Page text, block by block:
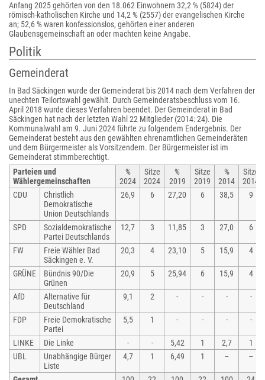
Anfang 2025 gehörten von den 18.062 Einwohnern 32,2 % (5824) der
römisch-katholischen Kirche und 14,2 % (2557) der evangelischen Kirche
an; 52,6 % waren konfessionslos, gehörten einer anderen
Glaubensgemeinschaft an oder machten keine Angabe.
Politik
Gemeinderat
In Bad Säckingen wurde der Gemeinderat bis 2014 nach dem Verfahren der
unechten Teilortswahl gewählt. Durch Gemeinderatsbeschluss vom 16.
April 2018 wurde dieses Verfahren beendet. Der Gemeinderat in Bad
Säckingen hat nach der letzten Wahl 22 Mitglieder (2014: 24). Die
Kommunalwahl am 9. Juni 2024 führte zu folgendem Endergebnis. Der
Gemeinderat besteht aus den gewählten ehrenamtlichen Gemeinderäten
und dem Bürgermeister als Vorsitzendem. Der Bürgermeister ist im
Gemeinderat stimmberechtigt.
Parteien und
Wählergemeinschaften
%
2024
Sitze
2024
%
2019
Sitze
2019
%
2014
Sitze
2014
CDU
Christlich
Demokratische
Union Deutschlands
26,9 6 27,20 6 38,5 9
SPD
Sozialdemokratische
Partei Deutschlands
12,7 3 11,85 3 27,0 6
FW
Freie Wähler Bad
Säckingen e. V.
20,3 4 23,10 5 15,9 4
GRÜNE
Bündnis 90/Die
Grünen
20,9 5 25,94 6 15,9 4
AfD
Alternative für
Deutschland
9,1 2 - - - -
FDP
Freie Demokratische
Partei
5,5 1 - - - -
LINKE Die Linke - - 5,42 1 2,7
1
UBL
Unabhängige Bürger
Liste
4,7 1 6,49 1 -- --